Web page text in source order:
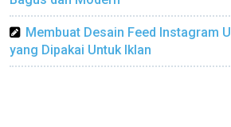
Membuat Desain Feed Instagram
yang Dipakai Untuk Iklan